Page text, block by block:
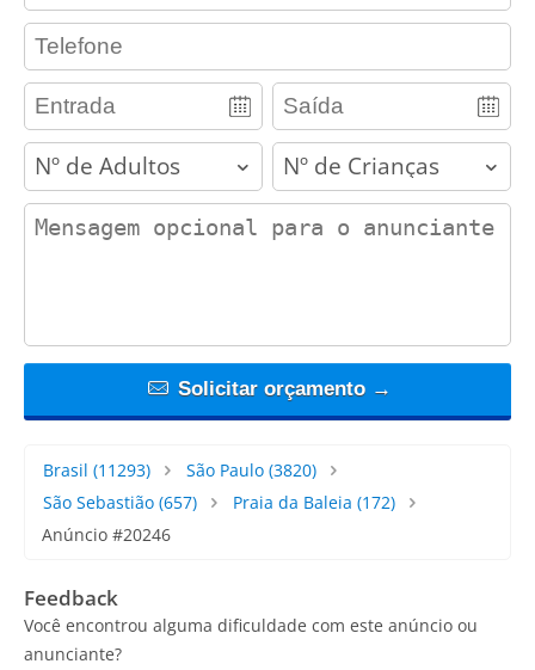
contact_phone
adults children
contact_message
Solicitar orçamento →
Brasil (11293) São Paulo(3820)
São Sebastião (657) Praia da Baleia (172)
Anúncio #20246
Feedback
Você encontrou alguma dificuldade com este anúncio ou
anunciante?